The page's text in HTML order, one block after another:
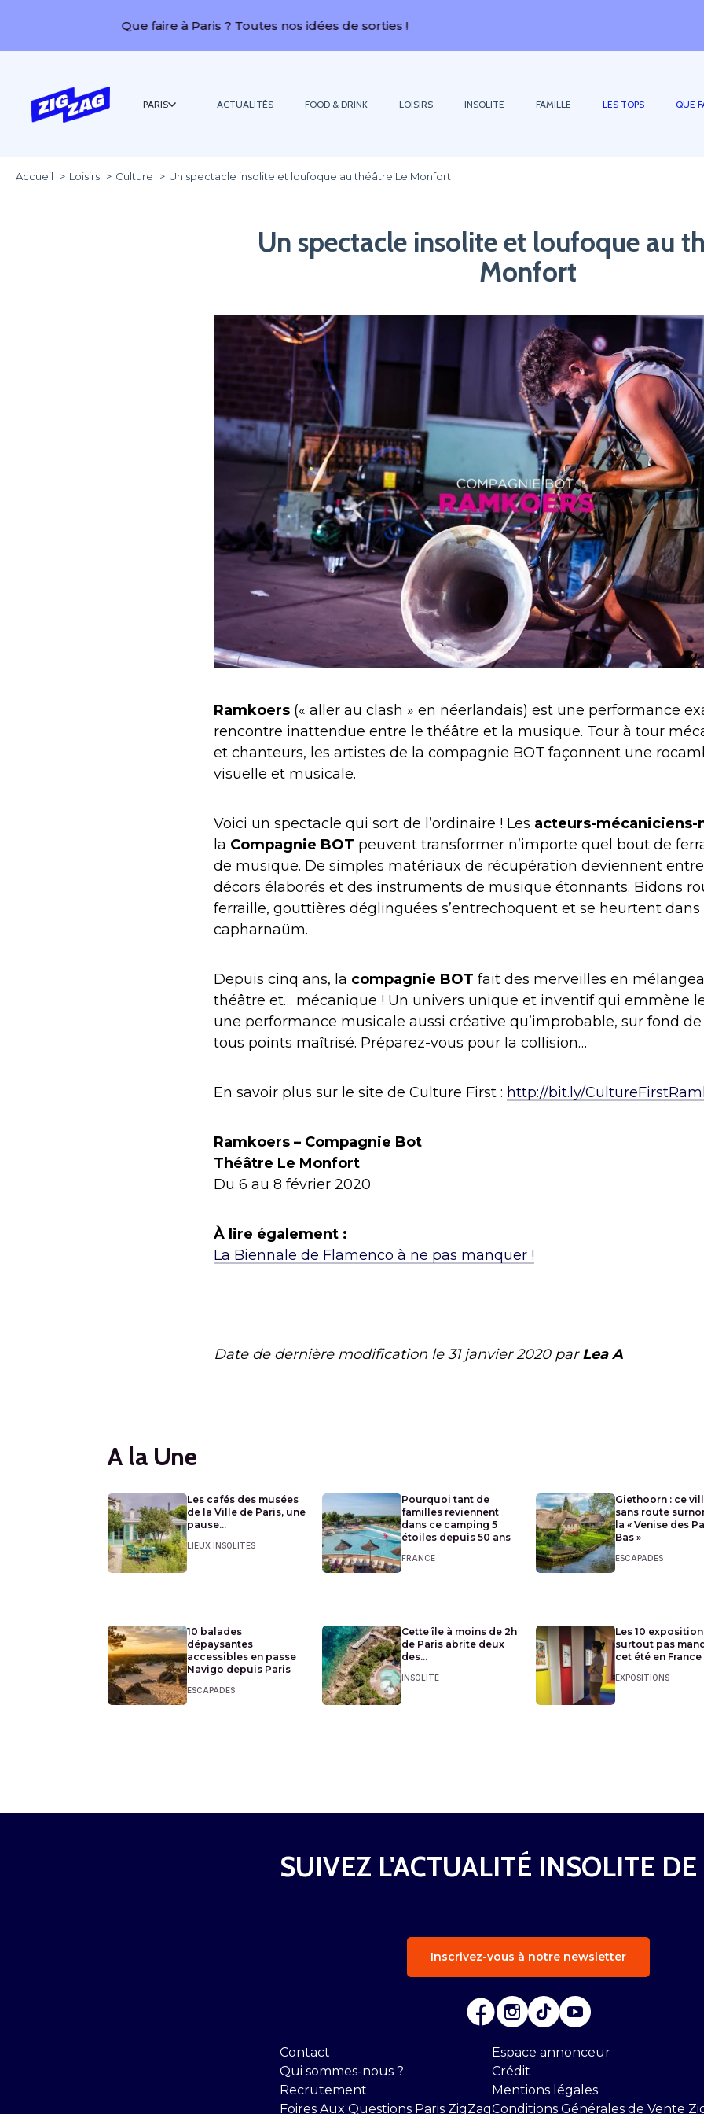
Que faire à Paris ? Toutes nos idées de sorties !
PARIS ACTUALITÉS FOOD & DRINK LOISIRS INSOLITE FAMILLE LES TOPS QUE
Accueil Loisirs Culture Un spectacle insolite et loufoque au théâtre Le Monfort
Un spectacle insolite et loufoque au
Monfort
Ramkoers (« aller au clash » en néerlandais) est une performance
rencontre inattendue entre le théâtre et la musique. Tour à tour
et chanteurs, les artistes de la compagnie BOT façonnent une
visuelle et musicale.
Voici un spectacle qui sort de l’ordinaire ! Les acteurs-mécaniciens-
la Compagnie BOT peuvent transformer n’importe quel bout de
de musique. De simples matériaux de récupération deviennent
décors élaborés et des instruments de musique étonnants. Bidons
ferraille, gouttières déglinguées s’entrechoquent et se heurtent
capharnaüm.
Depuis cinq ans, la compagnie BOT fait des merveilles en
théâtre et… mécanique ! Un univers unique et inventif qui emmène
une performance musicale aussi créative qu’improbable, sur fond
tous points maîtrisé. Préparez-vous pour la collision…
En savoir plus sur le site de Culture First : http://bit.ly/
Ramkoers – Compagnie Bot
Théâtre Le Monfort
Du 6 au 8 février 2020
À lire également :
La Biennale de Flamenco à ne pas manquer !
Date de dernière modification le31 janvier 2020 parLea A
A la Une
Les cafés des musées
de la Ville de Paris, une
pause...
LIEUX INSOLITES
Pourquoi tant de
familles reviennent
dans ce camping 5
étoiles depuis 50 ans
FRANCE
Giethoorn : ce
sans route
la « Venise des
Bas »
ESCAPADES
10 balades
dépaysantes
accessibles en passe
Navigo depuis Paris
ESCAPADES
Cette île à moins de 2h
de Paris abrite deux
des...
INSOLITE
Les 10
surtout pas
cet été en France
EXPOSITIONS
SUIVEZ L'ACTUALITÉ INSOLITE DE
Inscrivez-vous à notre newsletter
Contact
Qui sommes-nous ?
Recrutement
Foires Aux Questions Paris ZigZag
Espace annonceur
Crédit
Mentions légales
Conditions Générales de Vente